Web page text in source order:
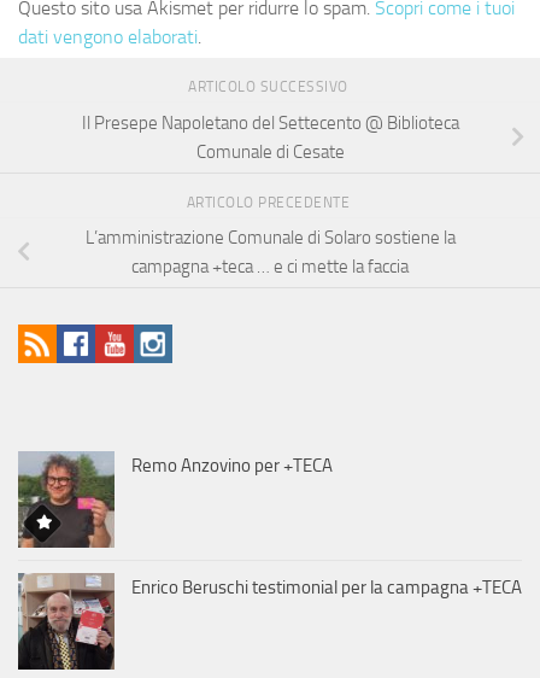
Questo sito usa Akismet per ridurre lo spam. Scopri come i tuoi
dati vengono elaborati.
ARTICOLO SUCCESSIVO
Il Presepe Napoletano del Settecento @ Biblioteca
Comunale di Cesate
ARTICOLO PRECEDENTE
L’amministrazione Comunale di Solaro sostiene la
campagna +teca … e ci mette la faccia
Remo Anzovino per +TECA
Enrico Beruschi testimonial per la campagna +TECA